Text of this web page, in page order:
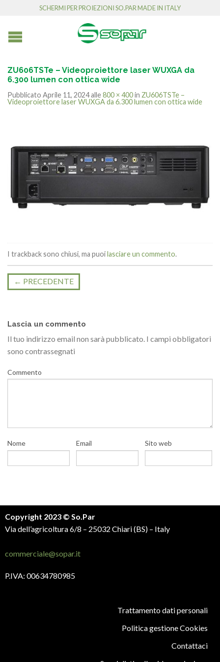
SCHERMI PER PROIEZIONI SO.PAR MADE IN ITALY
ZU606TSTe – Videoproiettore laser WUXGA da
6.300 lumen con ottica wide
Pubblicato Aprile 11, 2024alle800 × 400in ZU606TSTe –
Videoproiettore laser WUXGA da 6.300 lumen con ottica wide
I trackback sono chiusi, ma puoilasciare un commento.
← PRECEDENTE
Lascia un commento
Il tuo indirizzo email non sarà pubblicato. I campi obbligatori
sono contrassegnati
Commento
Nome Email Sito web
Copyright 2023 © So.Par
Via dell’agricoltura 6/8 – 25032 Chiari (BS) – Italy
commerciale@sopar.it
P.IVA: 00634780985
Trattamento dati personali
Politica gestione Cookies
Contattaci